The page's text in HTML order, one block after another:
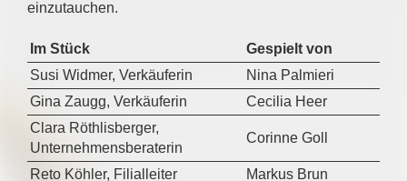
einzutauchen.
Im Stück
Gespielt von
Susi Widmer, Verkäuferin
Nina Palmieri
Gina Zaugg, Verkäuferin
Cecilia Heer
Clara Röthlisberger,
Unternehmensberaterin
Corinne Goll
Reto Köhler, Filialleiter
Markus Brun